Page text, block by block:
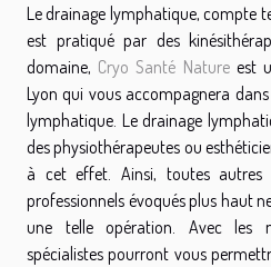
Le drainage lymphatique, compte
est pratiqué par des
domaine, Cryo Santé Natureest
Lyon qui vous accompagnera
lymphatique. Le drainage
des physiothérapeutes ou
à cet effet. Ainsi, toutes autres
professionnels évoqués plus haut
une telle opération. Avec les
spécialistes pourront vous